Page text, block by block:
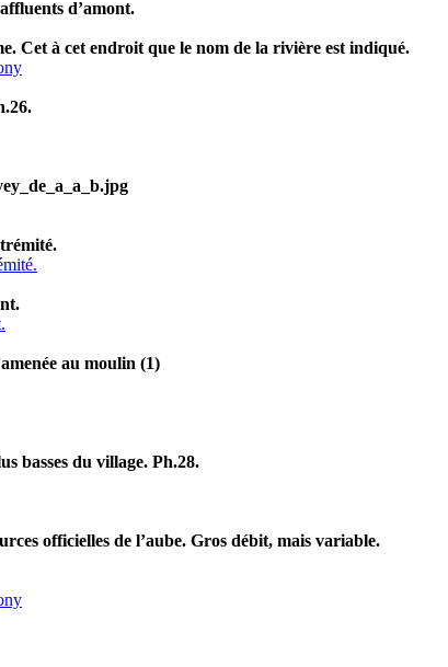
d’amont.
Cet à cet endroit que le nom de la rivière est indiqué.
au moulin (1)
basses du village. Ph.28.
officielles de l’aube. Gros débit, mais variable.